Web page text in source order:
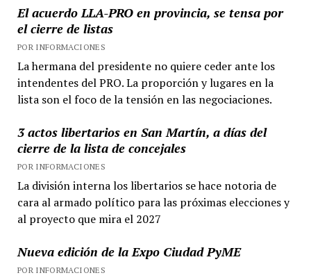
El acuerdo LLA-PRO en provincia, se tensa por
el cierre de listas
POR INFORMACIONES
La hermana del presidente no quiere ceder ante los
intendentes del PRO. La proporción y lugares en la
lista son el foco de la tensión en las negociaciones.
3 actos libertarios en San Martín, a días del
cierre de la lista de concejales
POR INFORMACIONES
La división interna los libertarios se hace notoria de
cara al armado político para las próximas elecciones y
al proyecto que mira el 2027
Nueva edición de la Expo Ciudad PyME
POR INFORMACIONES